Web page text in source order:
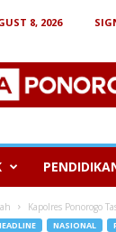
8, 2026
Kapolres Ponorogo
NASIONAL